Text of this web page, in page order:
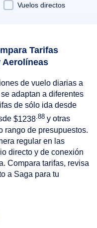
Vuelos directos
Tarifas
Aerolíneas
de vuelo diarias a
adaptan a diferentes
de sólo ida desde
$1238 .88 y otras
rango de presupuestos.
regular en las
directo y de conexión
Compara tarifas, revisa
a Saga para tu